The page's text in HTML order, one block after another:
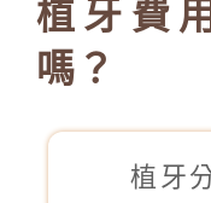
植牙費
嗎？
植牙